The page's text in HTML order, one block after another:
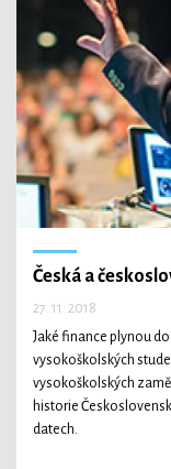
Česká a
27. 11. 2018
Jaké finance plynou
vysokoškolských
vysokoškolských
historie
datech.